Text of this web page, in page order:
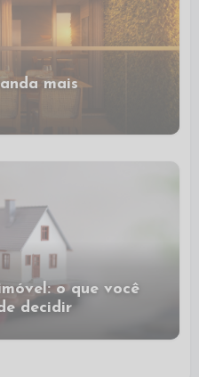
mais
o que você
decidir